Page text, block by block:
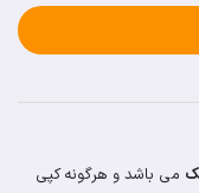
می باشد و هرگونه کپی